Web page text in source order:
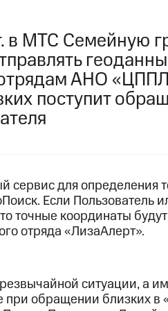
ФинансыДетям и
Гудок Мой МТС Все
картуМТС PayОплата
музыка и многое
доступ к геолокации
ГудокМой МТСВсе
в МТС Семейную
АНО
поступит
сервис для определения
Если Пользователь
точные координаты
отряда «ЛизаАлерт».
ситуации, а
при обращении близких